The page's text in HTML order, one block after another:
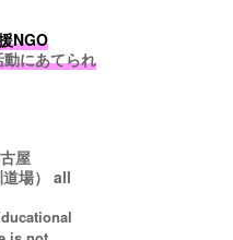
NGO
にあてられ
屋
場） all